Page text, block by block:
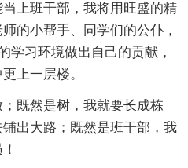
上班干部，我将用旺盛的精
的小帮手、同学们的公仆，
学习环境做出自己的贡献，
上一层楼。
既然是树，我就要长成栋
出大路；既然是班干部，我